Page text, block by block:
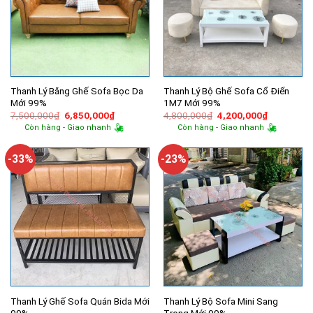
Thanh Lý Băng Ghế Sofa Bọc Da
Mới 99%
7,500,000₫ Giá
gốc
là:
6,850,000₫Giá
hiện
tại
6,850,000₫.
Còn hàng - Giao nhanh
Thanh Lý Bộ Ghế Sofa Cổ Điển
1M7 Mới 99%
4,800,000₫ Giá
gốc
là:
4,200,000₫Giá
hiện
tại
Còn hàng - Giao nhanh
-33%
Thanh Lý Ghế Sofa Quán Bida Mới
-23%
Thanh Lý Bộ Sofa Mini Sang